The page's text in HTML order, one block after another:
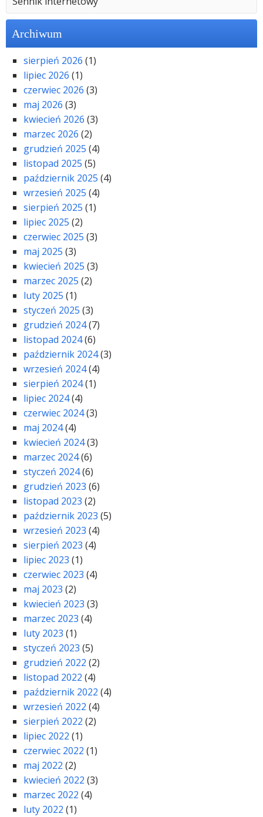
Archiwum
sierpień 2026 (1)
lipiec 2026 (1)
czerwiec 2026 (3)
maj 2026 (3)
kwiecień 2026 (3)
marzec 2026 (2)
grudzień 2025 (4)
listopad 2025 (5)
październik 2025 (4)
wrzesień 2025 (4)
sierpień 2025 (1)
lipiec 2025 (2)
czerwiec 2025 (3)
maj 2025 (3)
kwiecień 2025 (3)
marzec 2025 (2)
luty 2025 (1)
styczeń 2025 (3)
grudzień 2024(7)
listopad 2024(6)
październik 2024(3)
wrzesień 2024(4)
sierpień 2024(1)
lipiec 2024(4)
czerwiec 2024(3)
maj 2024(4)
kwiecień 2024(3)
marzec 2024(6)
styczeń 2024(6)
grudzień 2023 (6)
listopad 2023 (2)
październik 2023 (5)
wrzesień 2023 (4)
sierpień 2023 (4)
lipiec 2023 (1)
czerwiec 2023 (4)
maj 2023 (2)
kwiecień 2023 (3)
marzec 2023 (4)
luty 2023 (1)
styczeń 2023 (5)
grudzień 2022 (2)
listopad 2022 (4)
październik 2022 (4)
wrzesień 2022 (4)
sierpień 2022 (2)
lipiec 2022 (1)
czerwiec 2022 (1)
maj 2022 (2)
kwiecień 2022 (3)
marzec 2022 (4)
luty 2022 (1)